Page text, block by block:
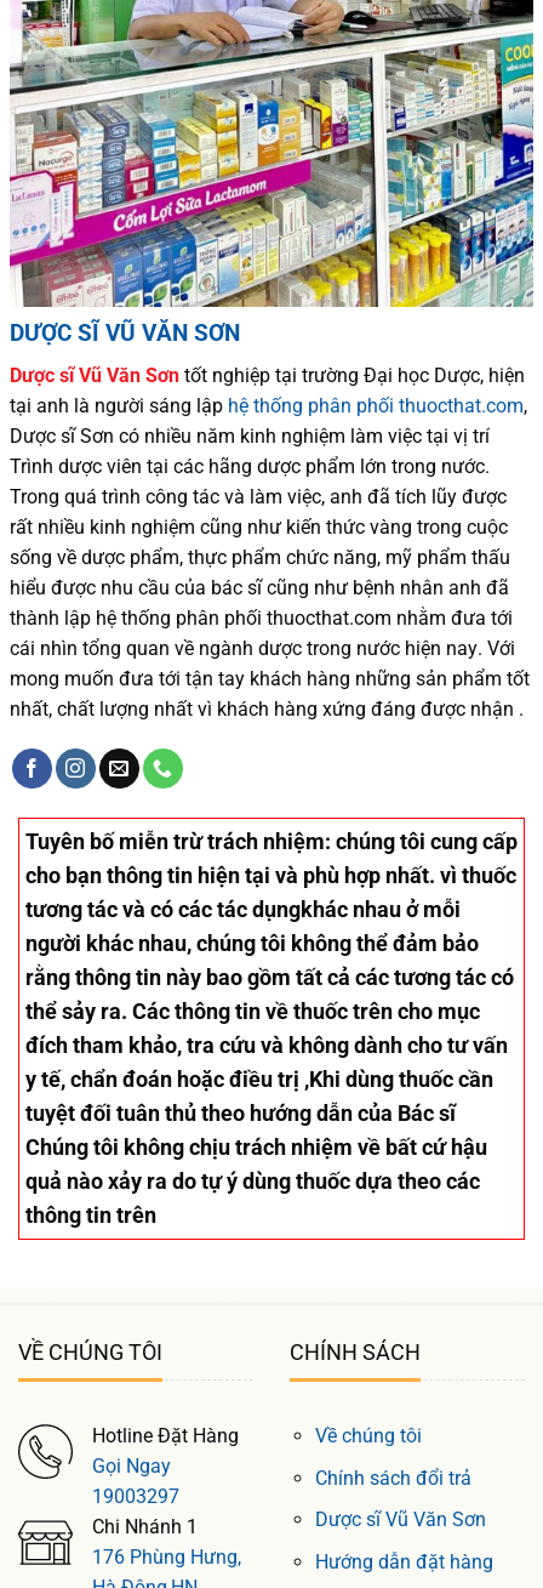
DƯỢC SĨ VŨ VĂN SƠN
Dược sĩVũ Văn Sơn tốt nghiệp tại trường Đại học Dược, hiện
tại anh là người sáng lập hệ thống phân phối thuocthat.com,
Dược sĩSơn có nhiều năm kinh nghiệm làm việc tại vị trí
Trình dược viên tại các hãng dược phẩm lớn trong nước.
Trong quá trình công tác và làm việc, anh đã tích lũy được
rất nhiều kinh nghiệm cũng như kiến thức vàng trong cuộc
sống về dược phẩm, thực phẩm chức năng, mỹ phẩm thấu
hiểu được nhu cầu của bác sĩcũng như bệnh nhân anh đã
thành lập hệ thống phân phối thuocthat.com nhằm đưa tới
cái nhìn tổng quan về ngành dược trong nước hiện nay. Với
mong muốn đưa tới tận tay khách hàng những sản phẩm tốt
nhất, chất lượng nhất vì khách hàng xứng đáng được nhận .
Tuyên bố miễn trừ trách nhiệm: chúng tôi cung cấp
cho bạn thông tin hiện tại và phù hợp nhất. vì thuốc
tương tác và có các tác dụngkhác nhau ở mỗi
người khác nhau, chúng tôi không thể đảm bảo
rằng thông tin này bao gồm tất cả các tương tác có
thể sảy ra. Các thông tin về thuốc trên cho mục
đích tham khảo, tra cứu và không dành cho tư vấn
y tế, chẩn đoán hoặc điều trị ,Khi dùng thuốc cần
tuyệt đối tuân thủ theo hướng dẫn của Bác sĩ
Chúng tôi không chịu trách nhiệm về bất cứ hậu
quả nào xảy ra do tự ý dùng thuốc dựa theo các
thông tin trên
VỀ CHÚNG TÔI
Hotline Đặt Hàng
Gọi Ngay
19003297
Chi Nhánh 1
176 Phùng Hưng,
CHÍNH SÁCH
Về chúng tôi
Chính sách đổi trả
Dược sĩ Vũ Văn Sơn
Hướng dẫn đặt hàng